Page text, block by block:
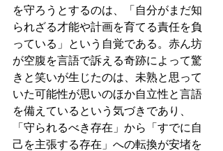
を守ろうとするのは、「自分がまだ知
られざる才能や計画を育てる責任を負
っている」という自覚である。赤ん坊
が空腹を言語で訴える奇跡によって驚
きと笑いが生じたのは、未熟と思って
いた可能性が思いのほか自立性と言語
を備えているという気づきであり、
「守られるべき存在」から「すでに自
己を主張する存在」への転換が安堵を